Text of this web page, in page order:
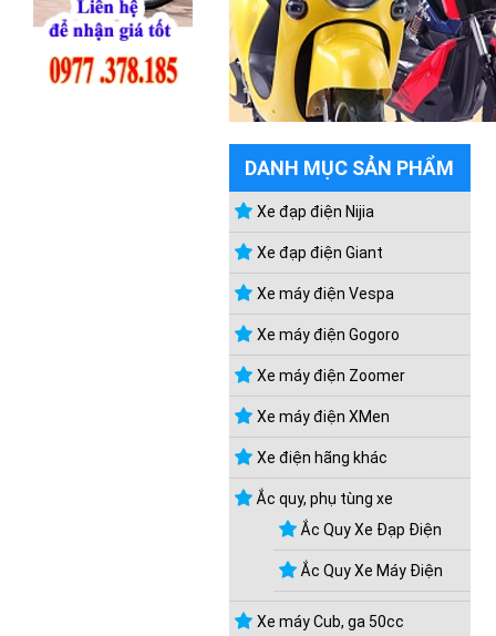
DANH MỤC SẢN PHẨM
Xe đạp điện Nijia
Xe đạp điện Giant
Xe máy điện Vespa
Xe máy điện Gogoro
Xe máy điện Zoomer
Xe máy điện XMen
Xe điện hãng khác
Ắc quy, phụ tùng xe
Ắc Quy Xe Đạp Điện
Ắc Quy Xe Máy Điện
Xe máy Cub, ga 50cc